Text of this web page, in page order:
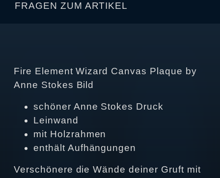
FRAGEN ZUM ARTIKEL
Fire Element Wizard Canvas Plaque by
Anne Stokes Bild
schöner Anne Stokes Druck
Leinwand
mit Holzrahmen
enthält Aufhängungen
Verschönere die Wände deiner Gruft mit